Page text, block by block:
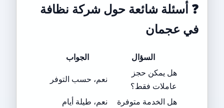
❓ أسئلة شائعة حول شركة نظافة
في عجمان
السؤال
الجواب
هل يمكن حجز
عاملات فقط؟
نعم، حسب التوفر
هل الخدمة متوفرة
نعم، طيلة أيام